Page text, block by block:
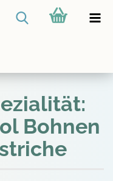
Bohnen